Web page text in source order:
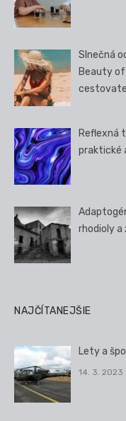
Slnečná
Beauty of
Reflexná
praktické
rhodioly a
NAJČÍTANEJŠIE
Lety a
14. 3. 2023